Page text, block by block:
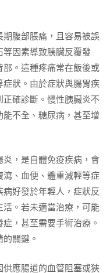
期腹部脹痛，且容易被誤
因素導致胰臟反覆發
。這種疼痛常在飯後或
狀。由於症狀與腸胃疾
確診斷。慢性胰臟炎不
不全、糖尿病，甚至增
，是自體免疫疾病，會
、血便、體重減輕等症
好發於年輕人，症狀反
。若未適當治療，可能
，甚至需要手術治療。
關鍵。
應腸道的血管阻塞或狹